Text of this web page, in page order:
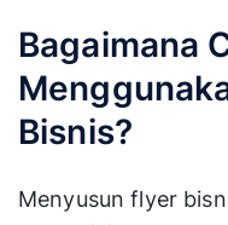
Bagaimana
Bisnis?
Menyusun flyer